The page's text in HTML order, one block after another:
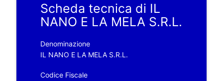
Scheda tecnica di IL
NANO E LA MELA S.R.L.
Denominazione
IL NANO E LA MELA S.R.L.
Codice Fiscale